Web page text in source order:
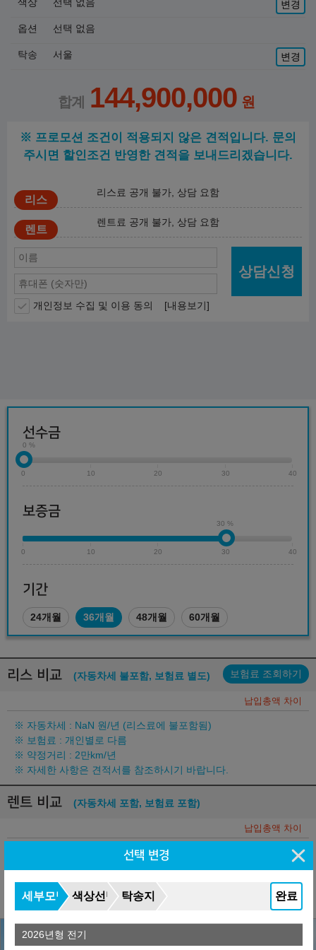
변경
옵션 선택 없음
탁송 서울 변경
144,900,000
※ 프로모션 조건이 적용되지 않은 견적입니다. 문의
주시면 할인조건 반영한 견적을 보내드리겠습니다.
리스료 공개 불가, 상담 요함
렌트료 공개 불가, 상담 요함
개인정보 수집 및 이용 동의 [내용보기]
상담신청
선수금
0 %
0 10 20 30 40
보증금
30 %
0 10 20 30 40
기간
24개월 36개월 48개월 60개월
리스 비교 (자동차세 불포함, 보험료 별도) 보험료 조회하기
납입총액 차이
※ 자동차세 : NaN 원/년 (리스료에 불포함됨)
※ 보험료 : 개인별로 다름
※ 약정거리 : 2만km/년
※ 자세한 사항은 견적서를 참조하시기 바랍니다.
렌트 비교 (자동차세 포함, 보험료 포함)
납입총액 차이
※ 정비 : 미포함
선택 변경
세부모델 색상선택 탁송지역 완료
2026년형 전기